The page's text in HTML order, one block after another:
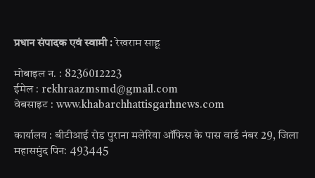
प्रधान संपादक एवं स्वामी : रेखराम साहू
मोबाइल न. : 8236012223
ईमेल : rekhraazmsmd@gmail.com
वेबसाइट : www.khabarchhattisgarhnews.com
कार्यालय : बीटीआई रोड पुराना मलेरिया ऑफिस के पास वार्ड नंबर 29, जिला
महासमुंद पिन: 493445